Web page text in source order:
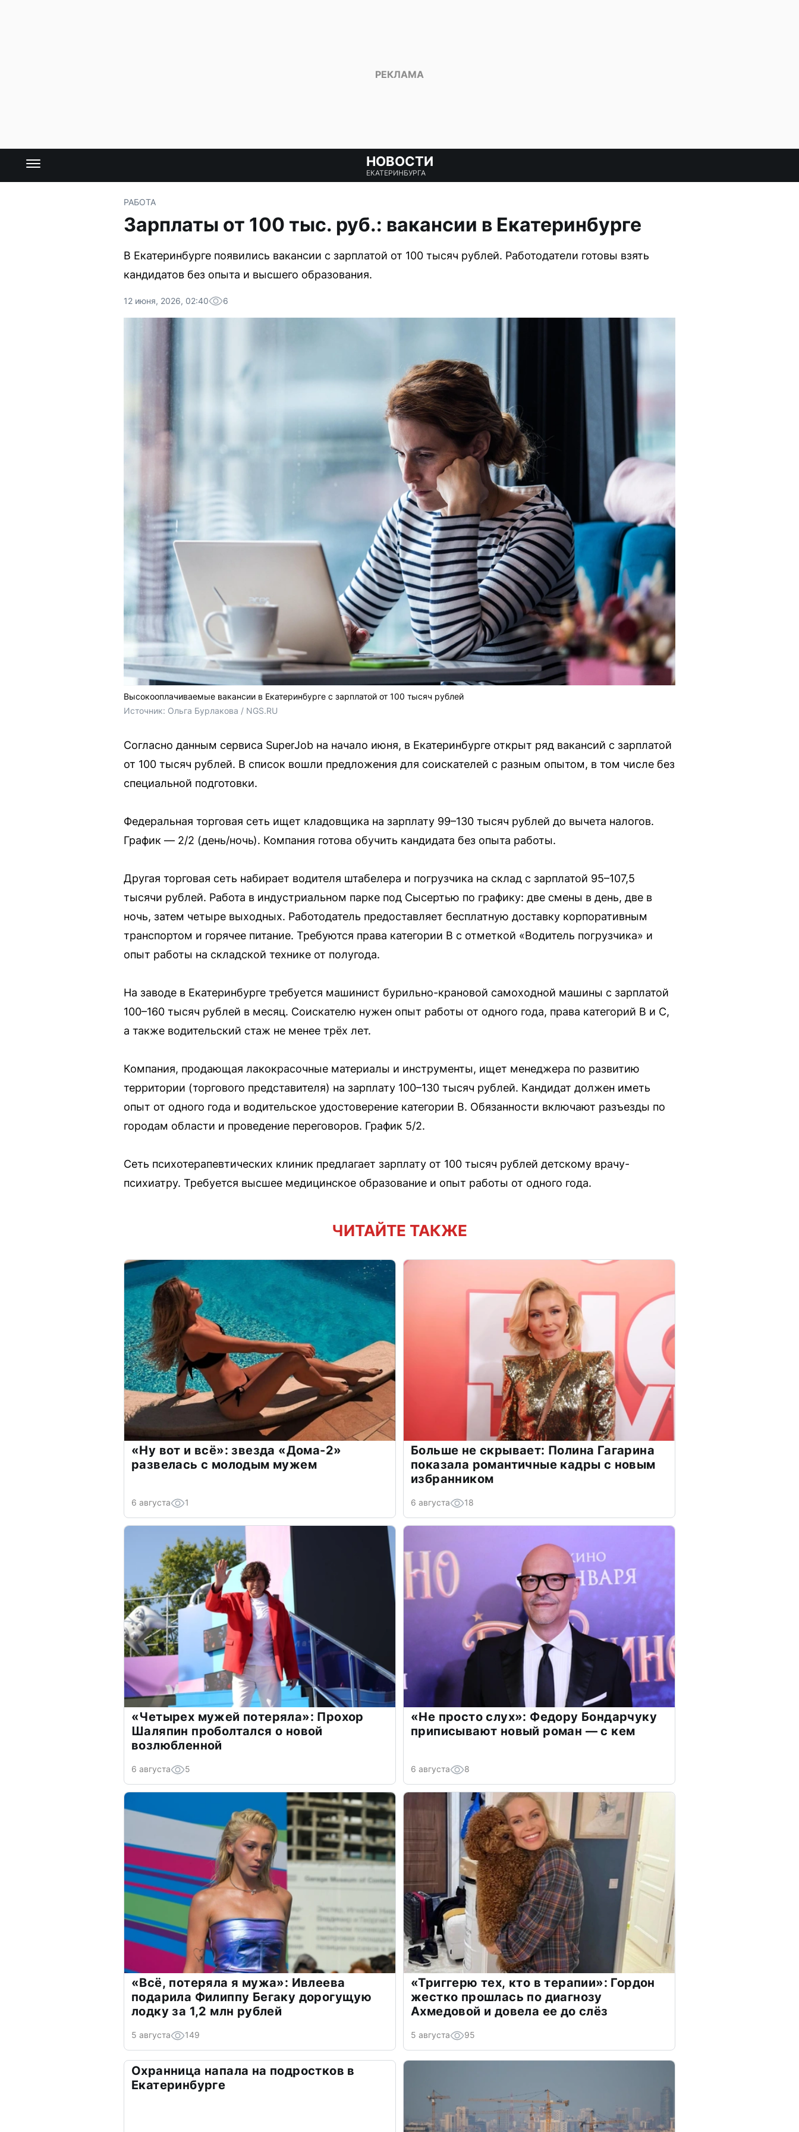
НОВОСТИ
ЕКАТЕРИНБУРГА
РАБОТА
Зарплаты от 100 тыс. руб.: вакансии в Екатеринбурге
В Екатеринбурге появились вакансии с зарплатой от 100 тысяч рублей. Работодатели готовы взять
кандидатов без опыта и высшего образования.
12 июня, 2026, 02:40 6
Высокооплачиваемые вакансии в Екатеринбурге с зарплатой от 100 тысяч рублей
Источник: Ольга Бурлакова / NGS.RU
Согласно данным сервиса SuperJob на начало июня, в Екатеринбурге открыт ряд вакансий с зарплатой
от 100 тысяч рублей. В список вошли предложения для соискателей с разным опытом, в том числе без
специальной подготовки.
Федеральная торговая сеть ищет кладовщика на зарплату 99–130 тысяч рублей до вычета налогов.
График — 2/2 (день/ночь). Компания готова обучить кандидата без опыта работы.
Другая торговая сеть набирает водителя штабелера и погрузчика на склад с зарплатой 95–107,5
тысячи рублей. Работа в индустриальном парке под Сысертью по графику: две смены в день, две в
ночь, затем четыре выходных. Работодатель предоставляет бесплатную доставку корпоративным
транспортом и горячее питание. Требуются права категории B с отметкой «Водитель погрузчика» и
опыт работы на складской технике от полугода.
На заводе в Екатеринбурге требуется машинист бурильно-крановой самоходной машины с зарплатой
100–160 тысяч рублей в месяц. Соискателю нужен опыт работы от одного года, права категорий B и C,
а также водительский стаж не менее трёх лет.
Компания, продающая лакокрасочные материалы и инструменты, ищет менеджера по развитию
территории (торгового представителя) на зарплату 100–130 тысяч рублей. Кандидат должен иметь
опыт от одного года и водительское удостоверение категории B. Обязанности включают разъезды по
городам области и проведение переговоров. График 5/2.
Сеть психотерапевтических клиник предлагает зарплату от 100 тысяч рублей детскому врачу-
психиатру. Требуется высшее медицинское образование и опыт работы от одного года.
ЧИТАЙТЕ ТАКЖЕ
«Ну вот и всё»: звезда «Дома-2»
развелась с молодым мужем
6 августа 1
Больше не скрывает: Полина Гагарина
показала романтичные кадры с новым
избранником
6 августа 18
«Четырех мужей потеряла»: Прохор
Шаляпин проболтался о новой
возлюбленной
6 августа 5
«Не просто слух»: Федору Бондарчуку
приписывают новый роман — с кем
6 августа 8
«Всё, потеряла я мужа»: Ивлеева
подарила Филиппу Бегаку дорогущую
лодку за 1,2 млн рублей
5 августа 149
«Триггерю тех, кто в терапии»: Гордон
жестко прошлась по диагнозу
Ахмедовой и довела ее до слёз
5 августа 95
Охранница напала на подростков в
Екатеринбурге